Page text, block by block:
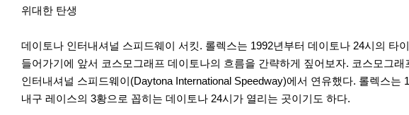
위대한 탄생
데이토나 인터내셔널 스피드웨이 서킷. 롤렉스는 1992년부터 데이토나 24시의 타
들어가기에 앞서 코스모그래프 데이토나의 흐름을 간략하게 짚어보자. 코스모그
인터내셔널 스피드웨이(Daytona International Speedway)에서 연유했다. 롤렉스
내구 레이스의 3황으로 꼽히는 데이토나 24시가 열리는 곳이기도 하다.